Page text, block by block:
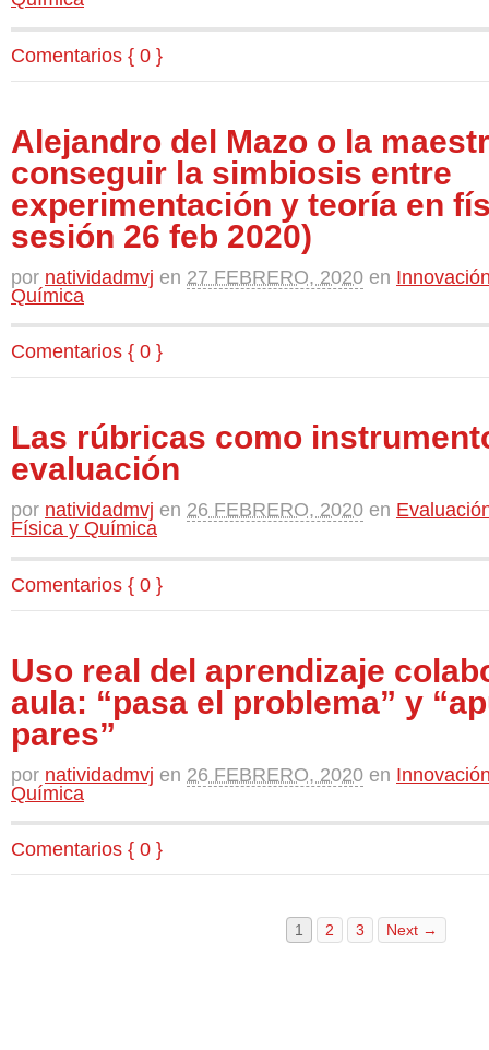
Comentarios { 0 }
Alejandro del Mazo o la
conseguir la simbiosis entre
experimentación y teoría en
sesión 26 feb 2020)
por natividadmvj en 27 FEBRERO, 2020 en
Química
Comentarios { 0 }
Las rúbricas como
evaluación
por natividadmvj en 26 FEBRERO, 2020 en
Física y Química
Comentarios { 0 }
Uso real del aprendizaje
aula: “pasa el problema” y
pares”
por natividadmvj en 26 FEBRERO, 2020 en
Química
Comentarios { 0 }
1 2 3 Next →